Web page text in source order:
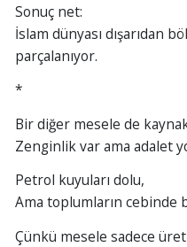
Sonuç net:
İslam dünyası dışarıdan
parçalanıyor.
*
Bir diğer mesele de
Zenginlik var ama adalet
Petrol kuyuları dolu,
Ama toplumların cebinde
Çünkü mesele sadece